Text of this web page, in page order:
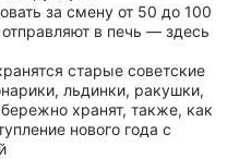
за смену от 50 до 100
в печь — здесь
старые советские
льдинки, ракушки,
хранят, также, как
нового года с